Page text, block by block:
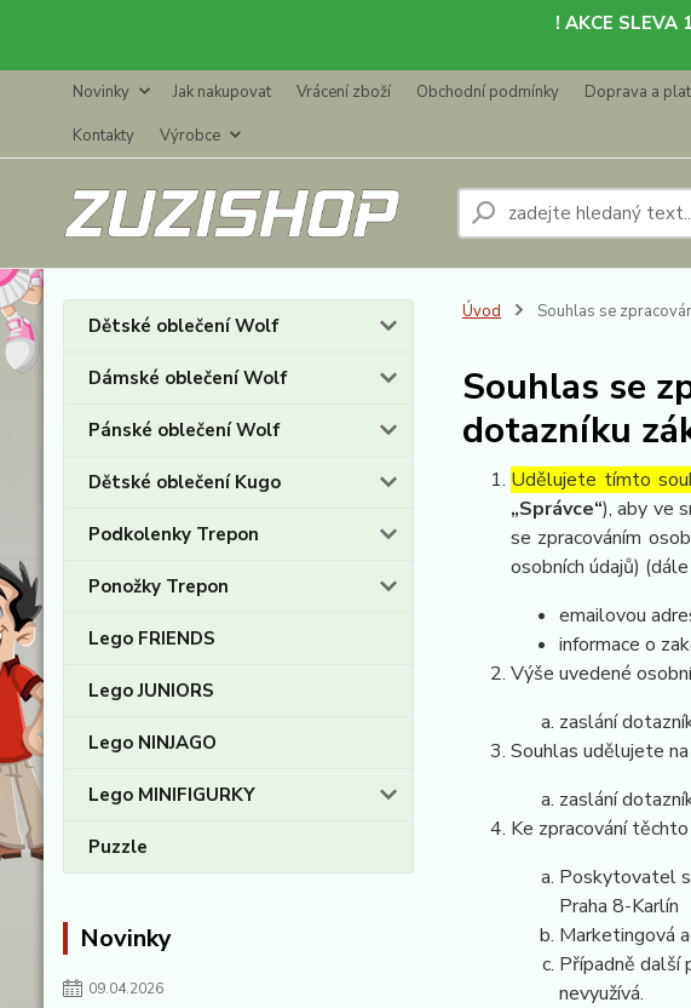
! AKCE SLEVA
Novinky Jak nakupovat Vrácení zboží Obchodní podmínky Doprava a
Kontakty
Výrobce
Dětské oblečení Wolf
Dámské oblečení Wolf
Pánské oblečení Wolf
Dětské oblečení Kugo
Podkolenky Trepon
Ponožky Trepon
Lego FRIENDS
Lego JUNIORS
Lego NINJAGO
Lego MINIFIGURKY
Puzzle
Novinky
09.04.2026
Úvod Souhlas se
Souhlas se
dotazníku
Udělujete tímto
„Správce“), aby ve
se zpracováním
osobních údajů)
emailovou
informace o
Výše uvedené
zaslání
Souhlas udělujete
zaslání
Ke zpracování
Poskytovatel
Praha 8-Karlín
Marketingová
Případně další
nevyužívá.